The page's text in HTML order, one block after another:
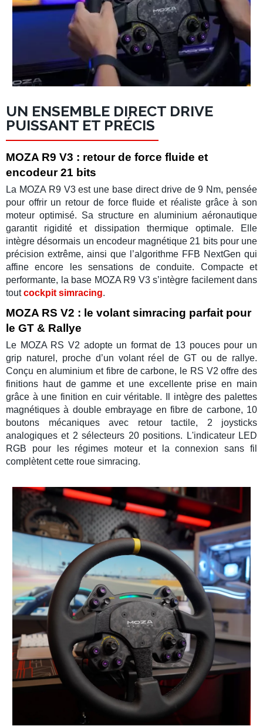
UN ENSEMBLE DIRECT DRIVE
PUISSANT ET PRÉCIS
MOZA R9 V3 : retour de force fluide et
encodeur 21 bits
La MOZA R9 V3est une base direct drivede 9 Nm, pensée
pour offrir un retour de forcefluide et réaliste grâce à son
moteur optimisé. Sa structure en aluminium aéronautique
garantit rigidité et dissipation thermique optimale. Elle
intègre désormais un encodeur magnétique 21 bitspour une
précision extrême, ainsi que l’algorithme FFB NextGen qui
affine encore les sensations de conduite. Compacte et
performante, la base MOZA R9 V3s’intègre facilement dans
toutcockpit simracing.
MOZA RS V2 : le volant simracing parfait pour
le GT & Rallye
Le MOZA RS V2 adopte un format de 13 pouces pour un
grip naturel, proche d’un volant réel deGT ou de rallye.
Conçu en aluminium et fibre de carbone, le RS V2offre des
finitions haut de gamme et une excellente prise en main
grâce à une finition en cuir véritable. Il intègre des palettes
magnétiquesà double embrayage en fibre de carbone, 10
boutons mécaniquesavec retour tactile, 2 joysticks
analogiques et 2sélecteurs 20 positions. L'indicateur LED
RGB pour les régimes moteur et la connexion sans fil
complètent cette roue simracing.